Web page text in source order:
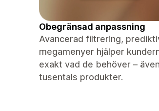
Obegränsad anpassning
Avancerad filtrering,
megamenyer hjälper
exakt vad de behöver –
tusentals produkter.